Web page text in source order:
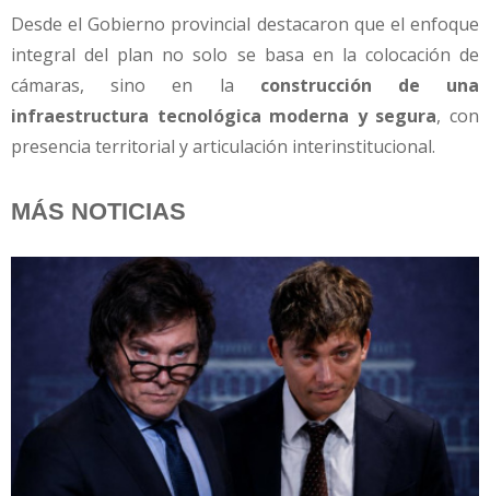
Desde el Gobierno provincial destacaron que el enfoque
integral del plan no solo se basa en la colocación de
cámaras, sino en la construcción de una
infraestructura tecnológica moderna y segura, con
presencia territorial y articulación interinstitucional.
MÁS NOTICIAS